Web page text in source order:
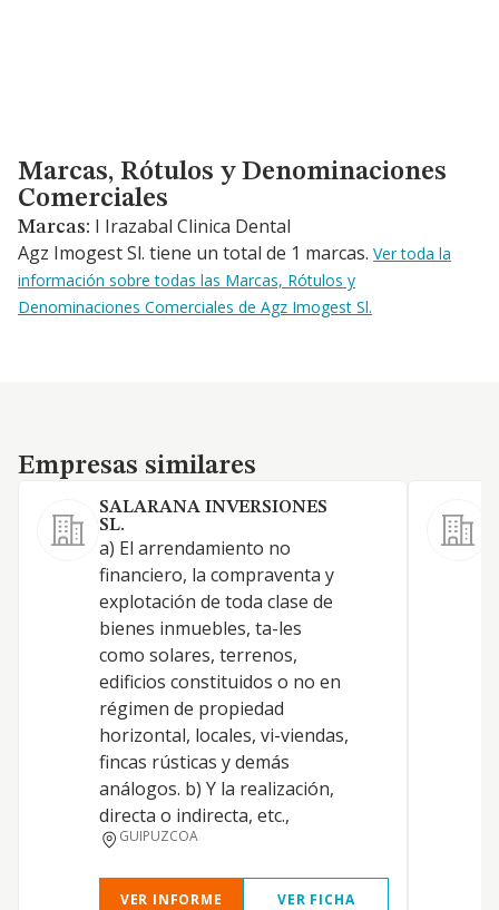
Marcas, Rótulos y Denominaciones Comerciales
Marcas, Rótulos y Denominaciones
Comerciales
Marcas: I Irazabal Clinica Dental
Agz Imogest Sl. tiene un total de 1 marcas. Ver toda la
información sobre todas las Marcas, Rótulos y
Denominaciones Comerciales de Agz Imogest Sl.
Empresas similares
Empresas similares
SALARANA INVERSIONES
SL.
a) El arrendamiento no
financiero, la compraventa y
explotación de toda clase de
bienes inmuebles, ta-les
como solares, terrenos,
edificios constituidos o no en
régimen de propiedad
horizontal, locales, vi-viendas,
fincas rústicas y demás
análogos. b) Y la realización,
directa o indirecta, etc.,
GUIPUZCOA
VER INFORME VER FICHA